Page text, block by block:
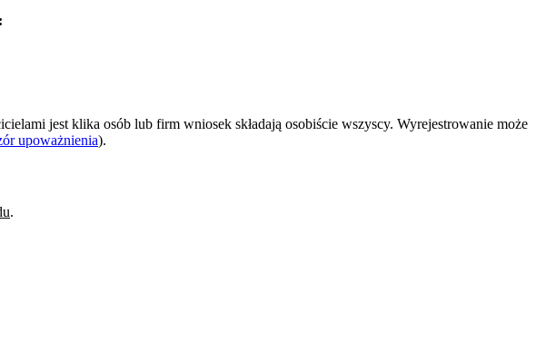
jest klika osób lub firm wniosek składają osobiście wszyscy. Wyrejestrowanie może
upoważnienia).
.